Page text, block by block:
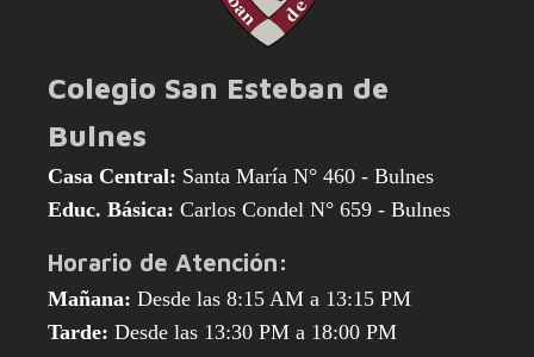
Colegio San Esteban de
Bulnes
Casa Central: Santa María N° 460 - Bulnes
Educ. Básica: Carlos Condel N° 659 - Bulnes
Horario de Atención:
Mañana: Desde las 8:15 AM a 13:15 PM
Tarde: Desde las 13:30 PM a 18:00 PM